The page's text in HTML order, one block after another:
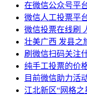
在微信公众号平
微信人工投票平
微信投票在线刷
壮美广西 发县
刷微信扫码关注
纯手工投票的价
目前微信助力活
江北新区“网格